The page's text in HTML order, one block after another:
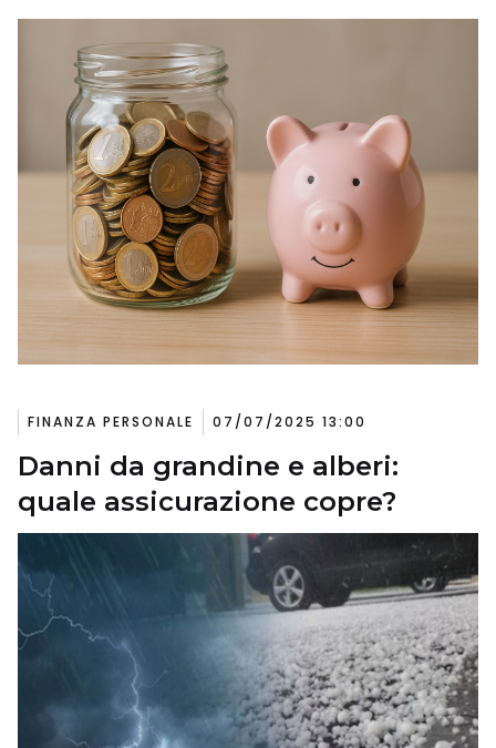
FINANZA PERSONALE 07/07/2025 13:00
Danni da grandine e alberi:
quale assicurazione copre?